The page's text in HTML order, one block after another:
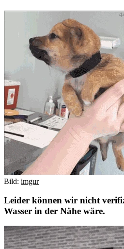
Bild: imgur
Leider können wir nicht
Wasser in der Nähe wäre.